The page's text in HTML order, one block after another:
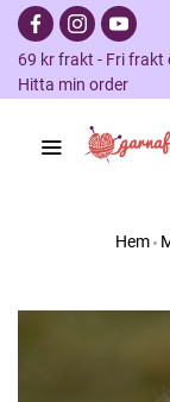
69 kr frakt - Fri frakt
Hitta min order
Hem